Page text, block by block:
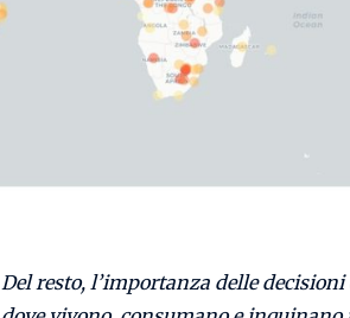
Del resto, l’importanza delledecisioni